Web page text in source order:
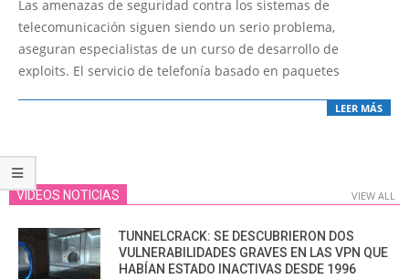
12
Las amenazas de seguridad contra los sistemas de
telecomunicación siguen siendo un serio problema,
aseguran especialistas de un curso de desarrollo de
exploits. El servicio de telefonía basado en paquetes
LEER MÁS
VIDEOS NOTICIAS VIEW ALL
TUNNELCRACK: SE DESCUBRIERON DOS
VULNERABILIDADES GRAVES EN LAS VPN QUE
HABÍAN ESTADO INACTIVAS DESDE 1996